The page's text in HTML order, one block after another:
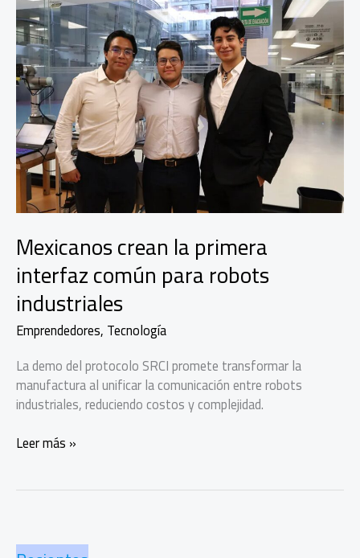
Mexicanos crean la primera
interfaz común para robots
industriales
Emprendedores, Tecnología
La demo del protocolo SRCI promete transformar la
manufactura al unificar la comunicación entre robots
industriales, reduciendo costos y complejidad.
Mexicanos
común
Leer más »